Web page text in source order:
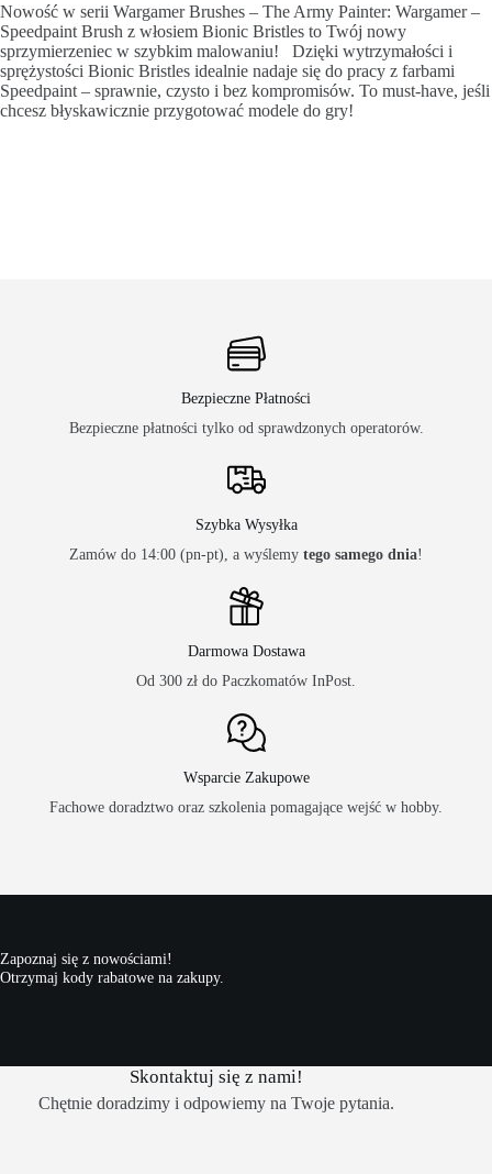
Nowość w serii Wargamer Brushes – The Army Painter: Wargamer –
Speedpaint Brush z włosiem Bionic Bristles to Twój nowy
sprzymierzeniec w szybkim malowaniu! Dzięki wytrzymałości i
sprężystości Bionic Bristles idealnie nadaje się do pracy z farbami
Speedpaint – sprawnie, czysto i bez kompromisów. To must-have, jeśli
chcesz błyskawicznie przygotować modele do gry!
Bezpieczne Płatności
Bezpieczne płatności tylko od sprawdzonych operatorów.
Szybka Wysyłka
Zamów do 14:00 (pn-pt), a wyślemy tego samego dnia!
Darmowa Dostawa
Od 300 zł do Paczkomatów InPost.
Wsparcie Zakupowe
Fachowe doradztwo oraz szkolenia pomagające wejść w hobby.
Zapoznaj się z nowościami!
Otrzymaj kody rabatowe na zakupy.
Skontaktuj się z nami!
Chętnie doradzimy i odpowiemy na Twoje pytania.